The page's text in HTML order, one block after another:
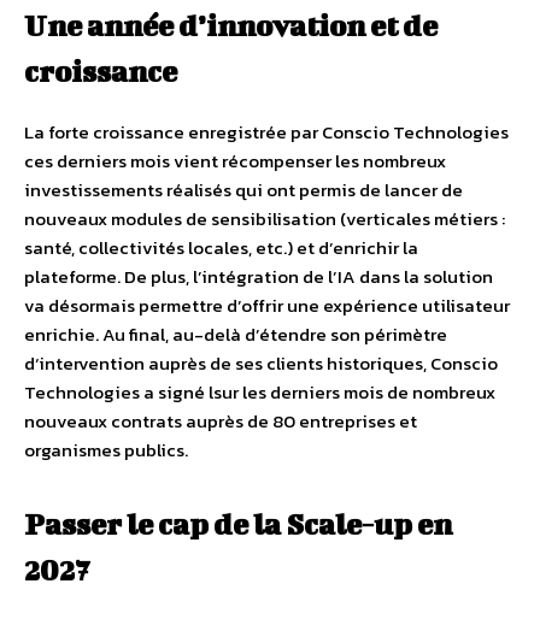
Une année d’innovation et de
croissance
La forte croissance enregistrée par Conscio Technologies
ces derniers mois vient récompenser les nombreux
investissements réalisés qui ont permis de lancer de
nouveaux modules de sensibilisation (verticales métiers :
santé, collectivités locales, etc.) et d’enrichir la
plateforme. De plus, l’intégration de l’IA dans la solution
va désormais permettre d’offrir une expérience utilisateur
enrichie. Au final, au-delà d’étendre son périmètre
d‘intervention auprès de ses clients historiques, Conscio
Technologies a signé lsur les derniers mois de nombreux
nouveaux contrats auprès de 80 entreprises et
organismes publics.
Passer le cap de la Scale-up en
2027